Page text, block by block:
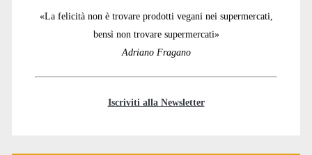
«La felicità non è trovare prodotti vegani nei supermercati,
bensì non trovare supermercati»
Adriano Fragano
Iscriviti alla Newsletter